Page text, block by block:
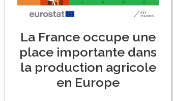
La France occupe une
place importante dans
la production agricole
en Europe